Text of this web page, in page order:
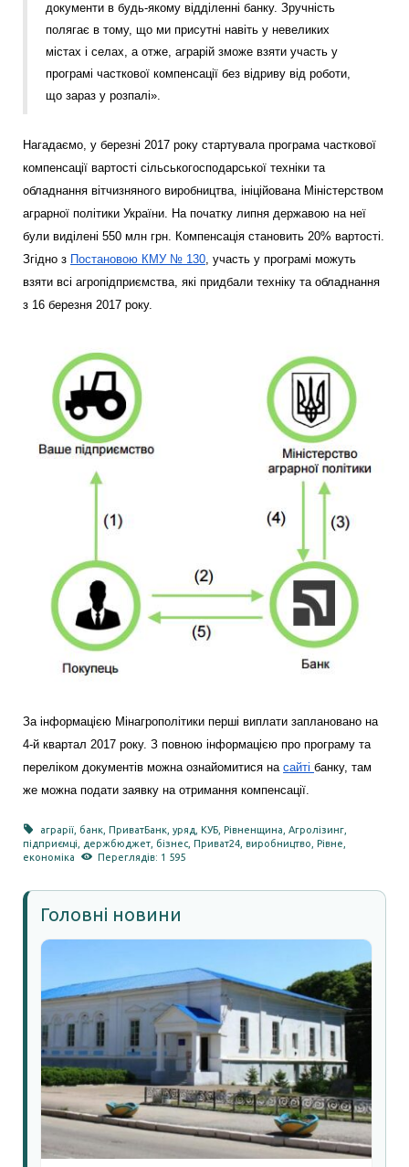
документи в будь-якому відділенні банку. Зручність
полягає в тому, що ми присутні навіть у невеликих
містах і селах, а отже, аграрій зможе взяти участь у
програмі часткової компенсації без відриву від роботи,
що зараз у розпалі».
Нагадаємо, у березні 2017 року стартувала програма часткової
компенсації вартості сільськогосподарської техніки та
обладнання вітчизняного виробництва, ініційована Міністерством
аграрної політики України. На початку липня державою на неї
були виділені 550 млн грн. Компенсація становить 20% вартості.
Згідно з Постановою КМУ № 130, участь у програмі можуть
взяти всі агропідприємства, які придбали техніку та обладнання
з 16 березня 2017 року.
За інформацією Мінагрополітики перші виплати заплановано на
4-й квартал 2017 року. З повною інформацією про програму та
переліком документів можна ознайомитися на сайті банку, там
же можна подати заявку на отримання компенсації.
аграрії ,банк ,ПриватБанк ,уряд ,КУБ ,Рівненщина ,Агролізинг
підприємці
держбюджет бізнес Приват24 виробництво Рівне
економіка
Переглядів: 1 595
Головні новини